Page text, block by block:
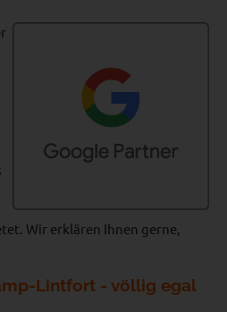
Wir erklären Ihnen gerne,
Lintfort - völlig egal